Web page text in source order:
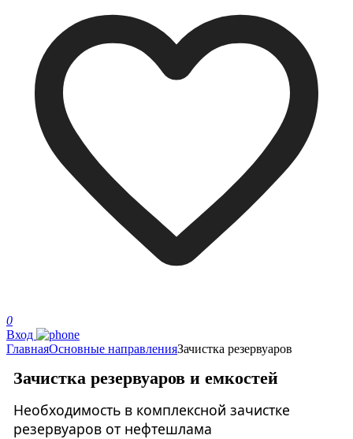
0
Вход
ГлавнаяОсновные направленияЗачистка резервуаров
Зачистка резервуаров и емкостей
Необходимость в комплексной зачистке
резервуаров от нефтешлама